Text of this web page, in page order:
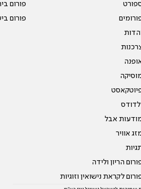
אבל
אוויר
הריון ולידה
לקראת נישואין וזוגיות
פורום
פורום